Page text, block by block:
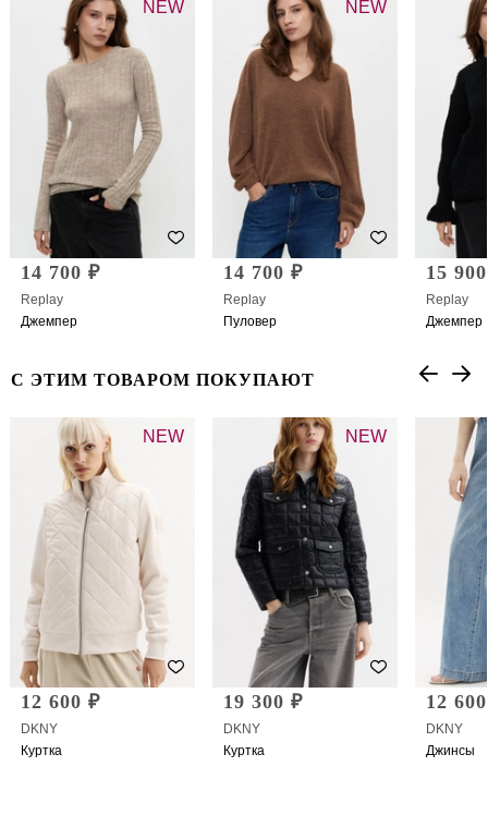
NEW
14 700 ₽
Replay
Джемпер
NEW
14 700 ₽
Replay
Пуловер
15
Replay
Джемпер
С ЭТИМ ТОВАРОМ ПОКУПАЮТ
NEW
12 600 ₽
DKNY
Куртка
NEW
19 300 ₽
DKNY
Куртка
12
DKNY
Джинсы